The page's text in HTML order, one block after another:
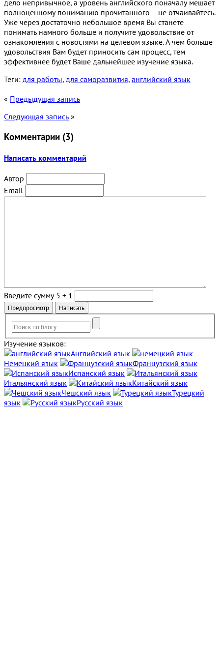
дело непривычное, а уровень английского поначалу мешает
полноценному пониманию прочитанного – не отчаивайтесь.
Уже через достаточно небольшое время Вы станете
понимать намного больше и получите удовольствие от
ознакомления с новостями на целевом языке. А чем больше
удовольствия Вам будет приносить сам процесс, тем
эффективнее будет Ваше дальнейшее изучение языка.
Теги: для работы, для саморазвития, английский язык
« Предыдущая запись
Следующая запись »
Комментарии (3)
Написать комментарий
Автор
Email
Введите сумму 5 + 1
Изучение языков:
Английский язык
Немецкий язык
Французский язык
Испанский язык
Итальянский язык
Китайский язык
Чешский язык
Турецкий
язык
Русский язык